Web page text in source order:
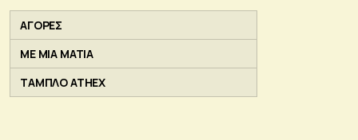
ΑΓΟΡΕΣ
ΜΕ ΜΙΑ ΜΑΤΙΑ
ΤΑΜΠΛΟ ATHEX